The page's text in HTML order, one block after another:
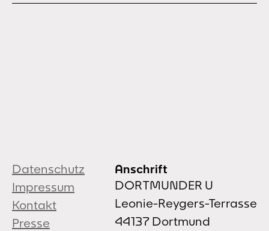
Datenschutz
Impressum
Kontakt
Presse
Anschrift
DORTMUNDER U
Leonie-Reygers-Terrasse
44137 Dortmund